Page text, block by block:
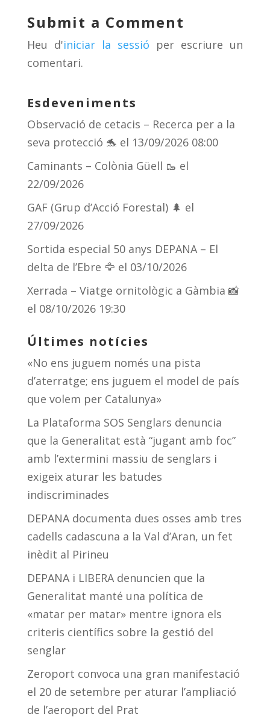
y d
s
a
m
ar
te
ix
Submit a Comment
Heu d'iniciar la sessió per escriure un
comentari.
Esdeveniments
Observació de cetacis – Recerca per a la
seva protecció 🐬 el 13/09/2026 08:00
Caminants – Colònia Güell 🥾 el
22/09/2026
GAF (Grup d’Acció Forestal) 🌲 el
27/09/2026
Sortida especial 50 anys DEPANA – El
delta de l’Ebre 🦅 el 03/10/2026
Xerrada – Viatge ornitològic a Gàmbia 📸
el 08/10/2026 19:30
Últimes notícies
«No ens juguem només una pista
d’aterratge; ens juguem el model de país
que volem per Catalunya»
La Plataforma SOS Senglars denuncia
que la Generalitat està “jugant amb foc”
amb l’extermini massiu de senglars i
exigeix aturar les batudes
indiscriminades
DEPANA documenta dues osses amb tres
cadells cadascuna a la Val d’Aran, un fet
inèdit al Pirineu
DEPANA i LIBERA denuncien que la
Generalitat manté una política de
«matar per matar» mentre ignora els
criteris científics sobre la gestió del
senglar
Zeroport convoca una gran manifestació
el 20 de setembre per aturar l’ampliació
de l’aeroport del Prat